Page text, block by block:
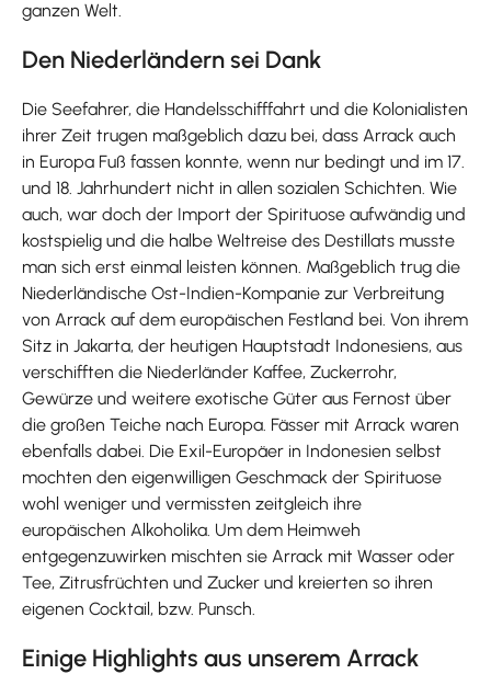
ganzen Welt.
Den Niederländern sei Dank
Die Seefahrer, die Handelsschifffahrt und die Kolonialisten
ihrer Zeit trugen maßgeblich dazu bei, dass Arrack auch
in Europa Fuß fassen konnte, wenn nur bedingt und im 17.
und 18. Jahrhundert nicht in allen sozialen Schichten. Wie
auch, war doch der Import der Spirituose aufwändig und
kostspielig und die halbe Weltreise des Destillats musste
man sich erst einmal leisten können. Maßgeblich trug die
Niederländische Ost-Indien-Kompanie zur Verbreitung
von Arrack auf dem europäischen Festland bei. Von ihrem
Sitz in Jakarta, der heutigen Hauptstadt Indonesiens, aus
verschifften die Niederländer Kaffee, Zuckerrohr,
Gewürze und weitere exotische Güter aus Fernost über
die großen Teiche nach Europa. Fässer mit Arrack waren
ebenfalls dabei. Die Exil-Europäer in Indonesien selbst
mochten den eigenwilligen Geschmack der Spirituose
wohl weniger und vermissten zeitgleich ihre
europäischen Alkoholika. Um dem Heimweh
entgegenzuwirken mischten sie Arrack mit Wasser oder
Tee, Zitrusfrüchten und Zucker und kreierten so ihren
eigenen Cocktail, bzw. Punsch.
Einige Highlights aus unserem Arrack